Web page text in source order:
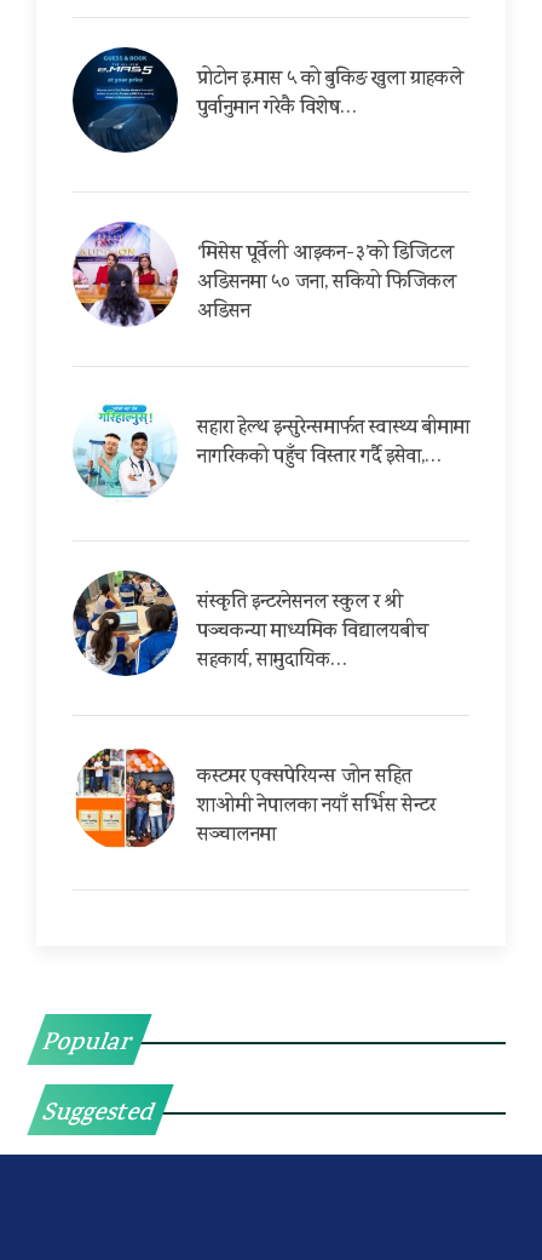
प्रोटोन इ.मास ५ को बुकिङ खुला ग्राहकले
पुर्वानुमान गरेकै विशेष…
‘मिसेस पूर्वेली आइकन-३’को डिजिटल
अडिसनमा ५० जना, सकियो फिजिकल
अडिसन
सहारा हेल्थ इन्सुरेन्समार्फत स्वास्थ्य बीमामा
नागरिकको पहुँच विस्तार गर्दै इसेवा,…
संस्कृति इन्टरनेसनल स्कुल र श्री
पञ्चकन्या माध्यमिक विद्यालयबीच
सहकार्य, सामुदायिक…
कस्टमर एक्सपेरियन्स जोन सहित
शाओमी नेपालका नयाँ सर्भिस सेन्टर
सञ्चालनमा
Popular
Suggested